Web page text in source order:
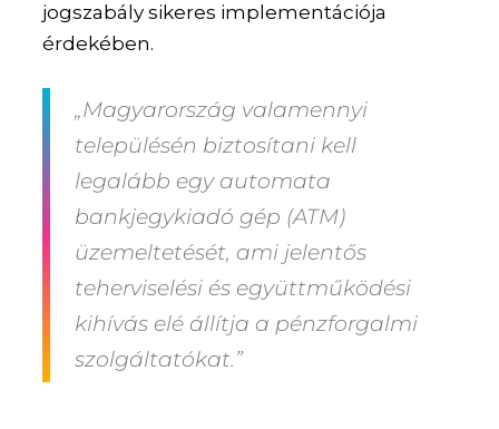
jogszabály sikeres implementációja
érdekében.
„Magyarország valamennyi
településén biztosítani kell
legalább egy automata
bankjegykiadó gép (ATM)
üzemeltetését, ami jelentős
teherviselési és együttműködési
kihívás elé állítja a pénzforgalmi
szolgáltatókat.”